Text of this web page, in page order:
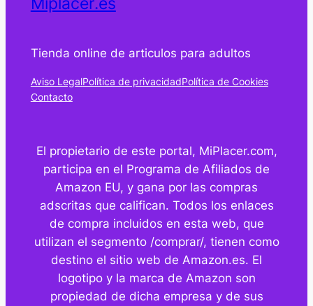
Tienda online de articulos para adultos
Aviso LegalPolítica de privacidadPolítica de Cookies
Contacto
El propietario de este portal, MiPlacer.com,
participa en el Programa de Afiliados de
Amazon EU, y gana por las compras
adscritas que califican. Todos los enlaces
de compra incluidos en esta web, que
utilizan el segmento /comprar/, tienen como
destino el sitio web de Amazon.es. El
logotipo y la marca de Amazon son
propiedad de dicha empresa y de sus